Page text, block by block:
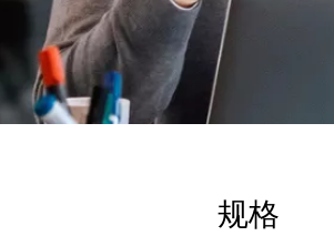
规格